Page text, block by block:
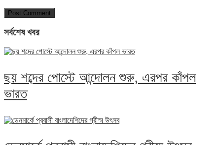
সর্বশেষ খবর
ছয় শব্দের পোস্টে আন্দোলন শুরু, এরপর কাঁপল
ভারত